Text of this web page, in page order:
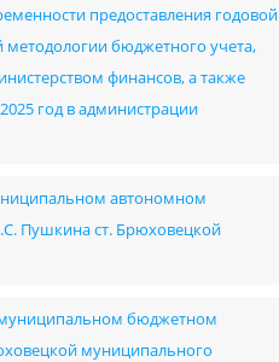
предоставления годовой
методологии бюджетного учета,
финансов, а также
год в администрации
автономном
Пушкина ст. Брюховецкой
муниципальном бюджетном
муниципального